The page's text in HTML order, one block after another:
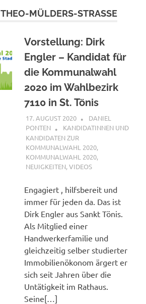
THEO-MÜLDERS-STRASSE
Vorstellung: Dirk
Engler – Kandidat für
die Kommunalwahl
2020 im Wahlbezirk
7110 in St. Tönis
17. AUGUST 2020
DANIEL
PONTEN
KANDIDATINNEN UND
KANDIDATEN ZUR
KOMMUNALWAHL 2020,
KOMMUNALWAHL 2020,
NEUIGKEITEN,VIDEOS
Engagiert , hilfsbereit und
immer für jeden da. Das ist
Dirk Engler aus Sankt Tönis.
Als Mitglied einer
Handwerkerfamilie und
gleichzeitig selber studierter
Immobilienökonom ärgert er
sich seit Jahren über die
Untätigkeit im Rathaus.
Seine[…]